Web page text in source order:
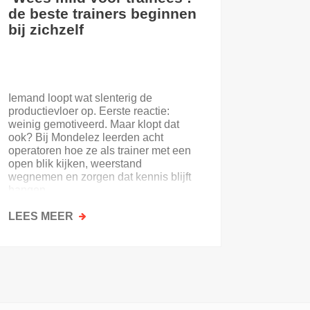
de beste trainers beginnen
bij zichzelf
Iemand loopt wat slenterig de
productievloer op. Eerste reactie:
weinig gemotiveerd. Maar klopt dat
ook? Bij Mondelez leerden acht
operatoren hoe ze als trainer met een
open blik kijken, weerstand
wegnemen en zorgen dat kennis blijft
hangen.
LEES MEER OVER